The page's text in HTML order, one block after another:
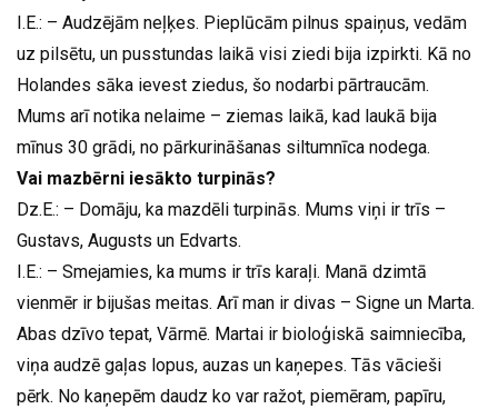
I.E.: – Audzējām neļķes. Pieplūcām pilnus spaiņus, vedām
uz pilsētu, un pusstundas laikā visi ziedi bija izpirkti. Kā no
Holandes sāka ievest ziedus, šo nodarbi pārtraucām.
Mums arī notika nelaime – ziemas laikā, kad laukā bija
mīnus 30 grādi, no pārkurināšanas siltumnīca nodega.
Vai mazbērni iesākto turpinās?
Dz.E.: – Domāju, ka mazdēli turpinās. Mums viņi ir trīs –
Gustavs, Augusts un Edvarts.
I.E.: – Smejamies, ka mums ir trīs karaļi. Manā dzimtā
vienmēr ir bijušas meitas. Arī man ir divas – Signe un Marta.
Abas dzīvo tepat, Vārmē. Martai ir bioloģiskā saimniecība,
viņa audzē gaļas lopus, auzas un kaņepes. Tās vācieši
pērk. No kaņepēm daudz ko var ražot, piemēram, papīru,